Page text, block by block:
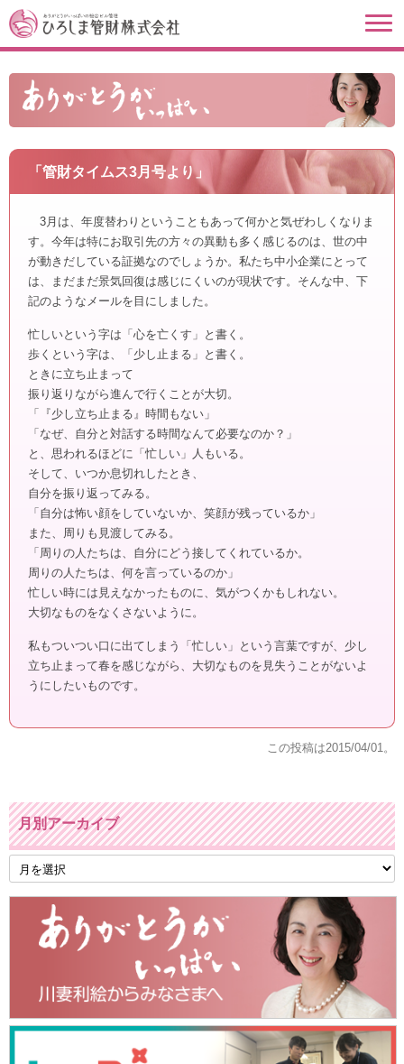
「管財タイムス3月号より」
3月は、年度替わりということもあって何かと気ぜわしくなりま
す。今年は特にお取引先の方々の異動も多く感じるのは、世の中
が動きだしている証拠なのでしょうか。私たち中小企業にとって
は、まだまだ景気回復は感じにくいのが現状です。そんな中、下
記のようなメールを目にしました。
忙しいという字は「心を亡くす」と書く。
歩くという字は、「少し止まる」と書く。
ときに立ち止まって
振り返りながら進んで行くことが大切。
「『少し立ち止まる』時間もない」
「なぜ、自分と対話する時間なんて必要なのか？」
と、思われるほどに「忙しい」人もいる。
そして、いつか息切れしたとき、
自分を振り返ってみる。
「自分は怖い顔をしていないか、笑顔が残っているか」
また、周りも見渡してみる。
「周りの人たちは、自分にどう接してくれているか。
周りの人たちは、何を言っているのか」
忙しい時には見えなかったものに、気がつくかもしれない。
大切なものをなくさないように。
私もついつい口に出てしまう「忙しい」という言葉ですが、少し
立ち止まって春を感じながら、大切なものを見失うことがないよ
うにしたいものです。
この投稿は2015/04/01。
月別アーカイブ